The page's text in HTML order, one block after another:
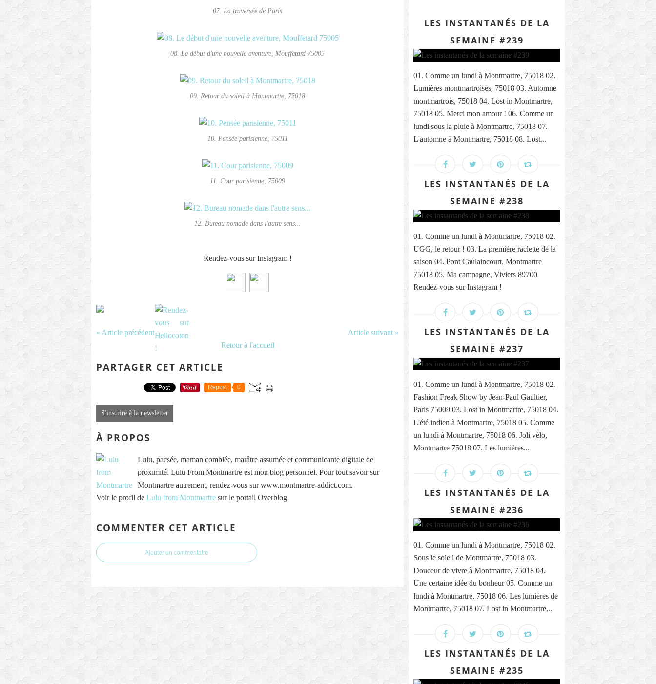
07. La traversée de Paris
08. Le début d'une nouvelle aventure, Mouffetard 75005
09. Retour du soleil à Montmartre, 75018
10. Pensée parisienne, 75011
11. Cour parisienne, 75009
12. Bureau nomade dans l'autre sens...
Rendez-vous sur Instagram !
« Article précédent
Article suivant »
Retour à l'accueil
PARTAGER CET ARTICLE
Repost 0
S'inscrire à la newsletter
À PROPOS
Lulu, pacsée, maman comblée, marâtre assumée et communicante digitale de
proximité. Lulu From Montmartre est mon blog personnel. Pour tout savoir sur
Montmartre autrement, rendez-vous sur www.montmartre-addict.com.
Voir le profil de Lulu from Montmartre sur le portail Overblog
COMMENTER CET ARTICLE
Ajouter un commentaire
LES INSTANTANÉS DE LA
SEMAINE #239
01. Comme un lundi à Montmartre, 75018 02.
Lumières montmartroises, 75018 03. Automne
montmartrois, 75018 04. Lost in Montmartre,
75018 05. Merci mon amour ! 06. Comme un
lundi sous la pluie à Montmartre, 75018 07.
L'automne à Montmartre, 75018 08. Lost...
LES INSTANTANÉS DE LA
SEMAINE #238
01. Comme un lundi à Montmartre, 75018 02.
UGG, le retour ! 03. La première raclette de la
saison 04. Pont Caulaincourt, Montmartre
75018 05. Ma campagne, Viviers 89700
Rendez-vous sur Instagram !
LES INSTANTANÉS DE LA
SEMAINE #237
01. Comme un lundi à Montmartre, 75018 02.
Fashion Freak Show by Jean-Paul Gaultier,
Paris 75009 03. Lost in Montmartre, 75018 04.
L'été indien à Montmartre, 75018 05. Comme
un lundi à Montmartre, 75018 06. Joli vélo,
Montmartre 75018 07. Les lumières...
LES INSTANTANÉS DE LA
SEMAINE #236
01. Comme un lundi à Montmartre, 75018 02.
Sous le soleil de Montmartre, 75018 03.
Douceur de vivre à Montmartre, 75018 04.
Une certaine idée du bonheur 05. Comme un
lundi à Montmartre, 75018 06. Les lumières de
Montmartre, 75018 07. Lost in Montmartre,...
LES INSTANTANÉS DE LA
SEMAINE #235